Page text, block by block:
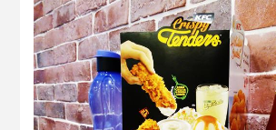
KFC crispy tenders